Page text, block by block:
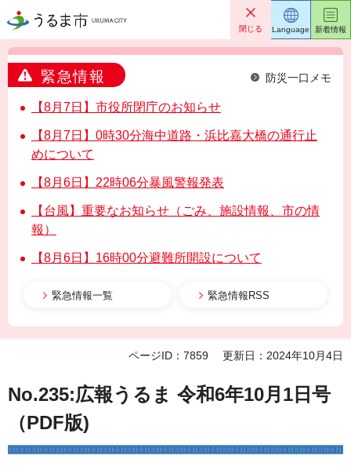
うるま市 閉じる
緊急情報 防災一口メモ
【8月7日】市役所閉庁のお知らせ
【8月7日】0時30分海中道路・浜比嘉大橋の通行止
めについて
【8月6日】22時06分暴風警報発表
【台風】重要なお知らせ（ごみ、施設情報、市の情
報）
【8月6日】16時00分避難所開設について
緊急情報一覧 緊急情報RSS
Language 新着情報
ページID：7859 更新日：2024年10月4日
No.235:広報うるま 令和6年10月1日号
（PDF版)